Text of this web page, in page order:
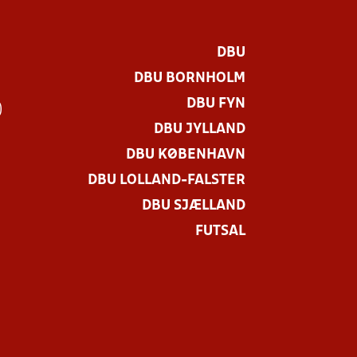
DBU
DBU BORNHOLM
DBU FYN
DBU JYLLAND
DBU KØBENHAVN
DBU LOLLAND-FALSTER
DBU SJÆLLAND
FUTSAL